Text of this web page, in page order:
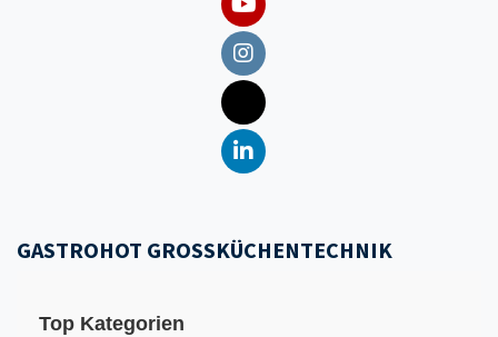
GASTROHOT GROSSKÜCHENTECHNIK
Top Kategorien